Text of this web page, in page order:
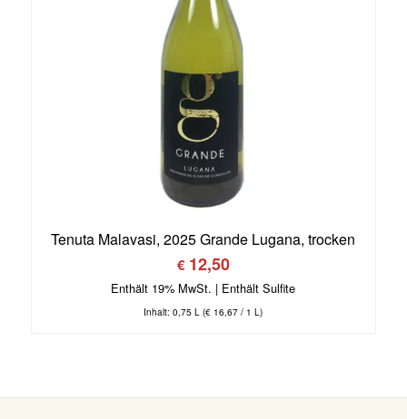
Tenuta Malavasi, 2025 Grande Lugana, trocken
€12,50
Enthält 19% MwSt.
Inhalt: 0,75 L (€ 16,67 / 1 L)